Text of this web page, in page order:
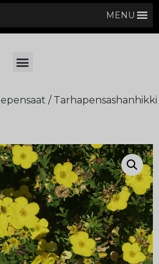
MENU
/ Tarhapensashanhikki